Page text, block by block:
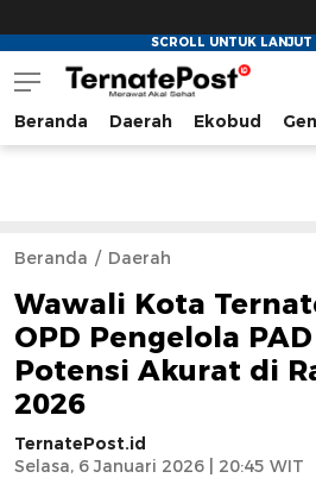
TernatePost.id
merawat akal sehat
Beranda Daerah Ekobud
Beranda Daerah
Wawali Kota
OPD Pengelola
Potensi Akurat di
2026
TernatePost.id
Selasa, 6 Januari 2026 | 20:45 WIT